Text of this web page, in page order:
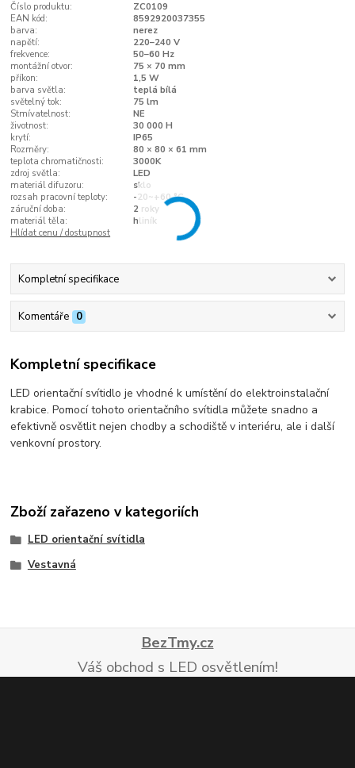
Číslo produktu:
ZC0109
EAN kód:
8592920037355
barva:
nerez
napětí:
220–240 V
frekvence:
50–60 Hz
montážní otvor:
75 × 70 mm
příkon:
1,5 W
barva světla:
teplá bílá
světelný tok:
75 lm
Stmívatelnost:
NE
životnost:
30 000 H
krytí:
IP65
Rozměry:
80 × 80 × 61 mm
teplota chromatičnosti:
3000K
zdroj světla:
LED
materiál difuzoru:
sklo
rozsah pracovní teploty:
-20~+60 °C
záruční doba:
2 roky
materiál těla:
hliník
Hlídat cenu / dostupnost
Kompletní specifikace
Komentáře 0
Kompletní specifikace
LED orientační svítidlo je vhodné k umístění do elektroinstalační
krabice. Pomocí tohoto orientačního svítidla můžete snadno a
efektivně osvětlit nejen chodby a schodiště v interiéru, ale i další
venkovní prostory.
Zboží zařazeno v kategoriích
LED orientační svítidla
Vestavná
BezTmy.cz
Váš obchod s LED osvětlením!